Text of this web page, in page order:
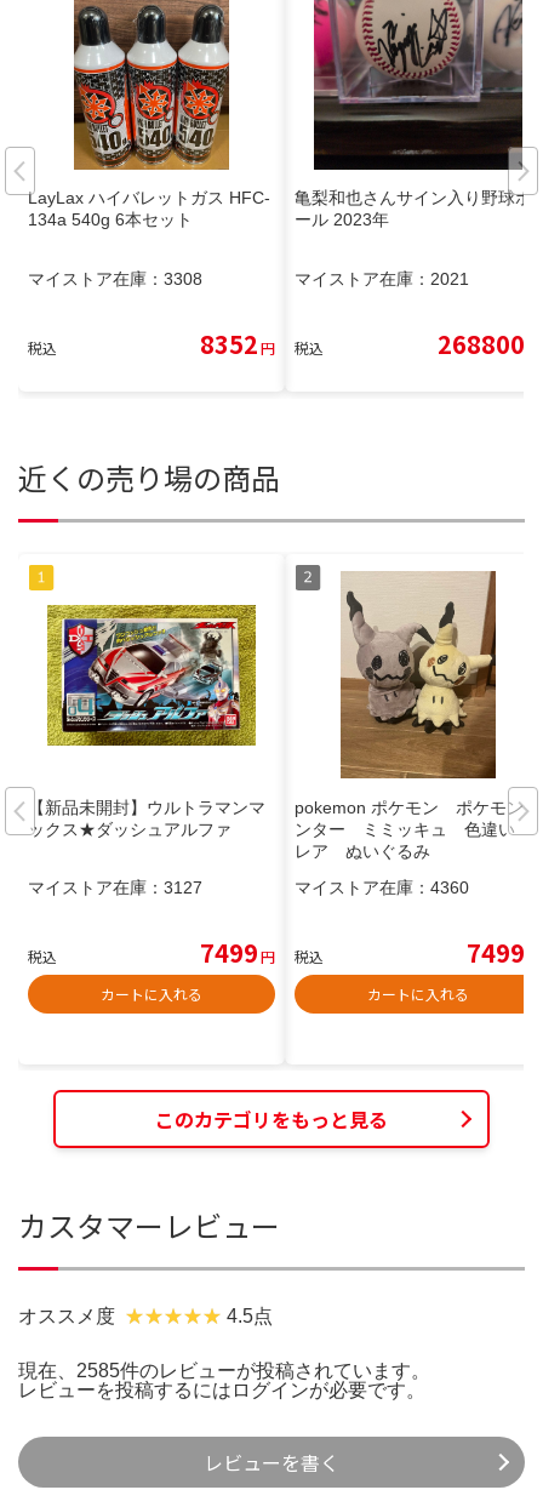
LayLax ハイバレットガス HFC-
134a 540g 6本セット
マイストア在庫： 3308
税込 8352円
亀梨和也さんサイン入り野球ボ
ール 2023年
マイストア在庫： 2021
税込 268800
近くの売り場の商品
【新品未開封】ウルトラマンマ
ックス★ダッシュアルファ
マイストア在庫： 3127
税込 7499円
カートに入れる
pokemon ポケモン ポケモンセ
ンター ミミッキュ 色違い
レア ぬいぐるみ
マイストア在庫： 4360
税込 7499
カートに入れる
このカテゴリをもっと見る
カスタマーレビュー
オススメ度 4.5点
現在、2585件のレビューが投稿されています。
レビューを投稿するには ログインが必要です。
レビューを書く